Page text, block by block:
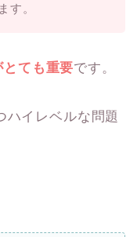
す。
ても重要です。
ハイレベルな問題